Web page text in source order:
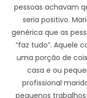
pessoas achavam
seria positivo.
genérica que as
“faz tudo”. Aquele
uma porção de
casa e ou
profissional
pequenos